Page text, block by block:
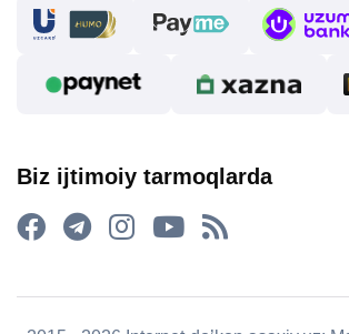
Biz ijtimoiy tarmoqlarda